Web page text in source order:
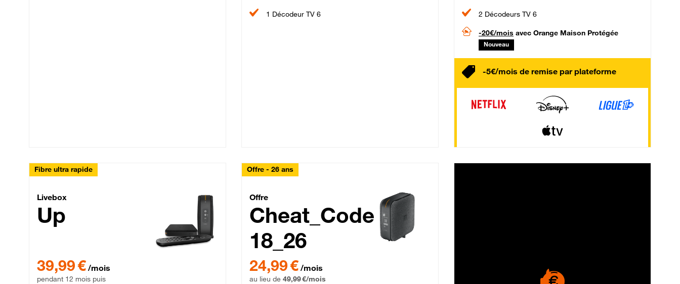
1 Décodeur TV 6 2 Décodeurs TV 6
-20€/mois avec Orange Maison Protégée
Nouveau
-5€/mois de remise par plateforme
Fibre ultra rapide
Livebox Up Fibre
Livebox
Up
39,99 € /mois
pendant 12 mois puis
Offre - 26 ans
Cheat_Code Fibre_18_26
Offre
Cheat_Code
18_26
24,99 € /mois
au lieu de 49,99 €/mois